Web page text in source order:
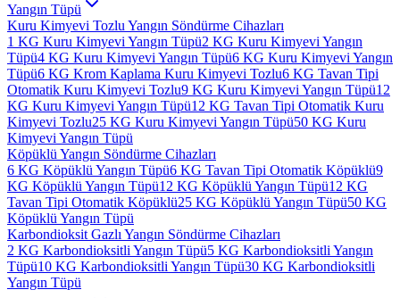
Yangın Tüpü
Kuru Kimyevi Tozlu Yangın Söndürme Cihazları
1 KG Kuru Kimyevi Yangın Tüpü2 KG Kuru Kimyevi Yangın
Tüpü4 KG Kuru Kimyevi Yangın Tüpü6 KG Kuru Kimyevi Yangın
Tüpü6 KG Krom Kaplama Kuru Kimyevi Tozlu6 KG Tavan Tipi
Otomatik Kuru Kimyevi Tozlu9 KG Kuru Kimyevi Yangın Tüpü12
KG Kuru Kimyevi Yangın Tüpü12 KG Tavan Tipi Otomatik Kuru
Kimyevi Tozlu25 KG Kuru Kimyevi Yangın Tüpü50 KG Kuru
Kimyevi Yangın Tüpü
Köpüklü Yangın Söndürme Cihazları
6 KG Köpüklü Yangın Tüpü6 KG Tavan Tipi Otomatik Köpüklü9
KG Köpüklü Yangın Tüpü12 KG Köpüklü Yangın Tüpü12 KG
Tavan Tipi Otomatik Köpüklü25 KG Köpüklü Yangın Tüpü50 KG
Köpüklü Yangın Tüpü
Karbondioksit Gazlı Yangın Söndürme Cihazları
2 KG Karbondioksitli Yangın Tüpü5 KG Karbondioksitli Yangın
Tüpü10 KG Karbondioksitli Yangın Tüpü30 KG Karbondioksitli
Yangın Tüpü